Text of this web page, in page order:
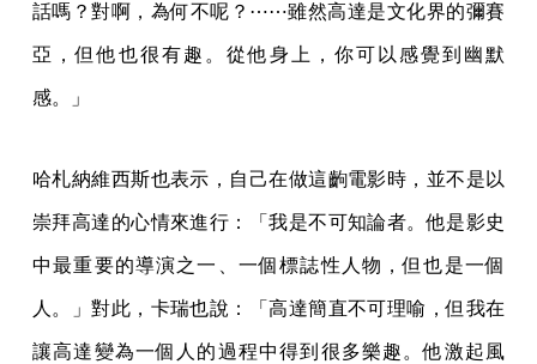
話嗎？對啊，為何不呢？⋯⋯雖然高達是文化界的彌賽
亞，但他也很有趣。從他身上，你可以感覺到幽默
感。」
哈札納維西斯也表示，自己在做這齣電影時，並不是以
崇拜高達的心情來進行：「我是不可知論者。他是影史
中最重要的導演之一、一個標誌性人物，但也是一個
人。」對此，卡瑞也說：「高達簡直不可理喻，但我在
讓高達變為一個人的過程中得到很多樂趣。他激起風